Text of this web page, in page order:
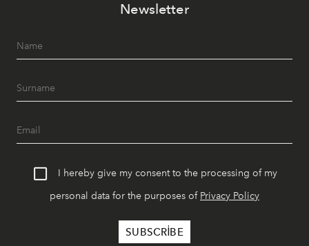
Newsletter
I hereby give my consent to the processing of my
personal data for the purposes of Privacy Policy